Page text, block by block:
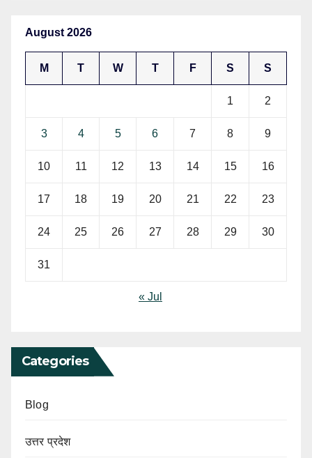
August 2026
M T W T F S S
1 2
3 4 5 6 7 8 9
10 11 12 13 14 15 16
17 18 19 20 21 22 23
24 25 26 27 28 29 30
31
« Jul
Categories
Blog
उत्तर प्रदेश